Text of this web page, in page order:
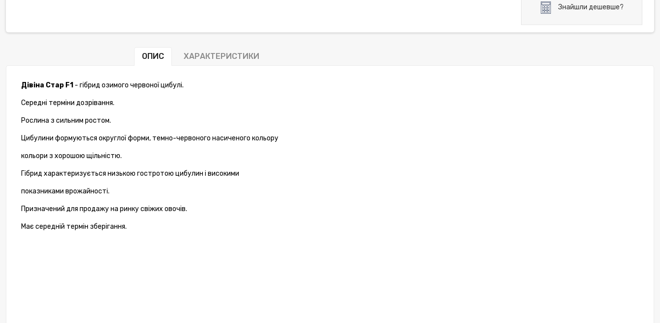
Знайшли дешевше?
ОПИС ХАРАКТЕРИСТИКИ
Дівіна Стар F1 - гібрид озимого червоної цибулі.
Середні терміни дозрівання.
Рослина з сильним ростом.
Цибулини формуються округлої форми, темно-червоного насиченого кольору
кольори з хорошою щільністю.
Гібрид характеризується низькою гостротою цибулин і високими
показниками врожайності.
Призначений для продажу на ринку свіжих овочів.
Має середній термін зберігання.